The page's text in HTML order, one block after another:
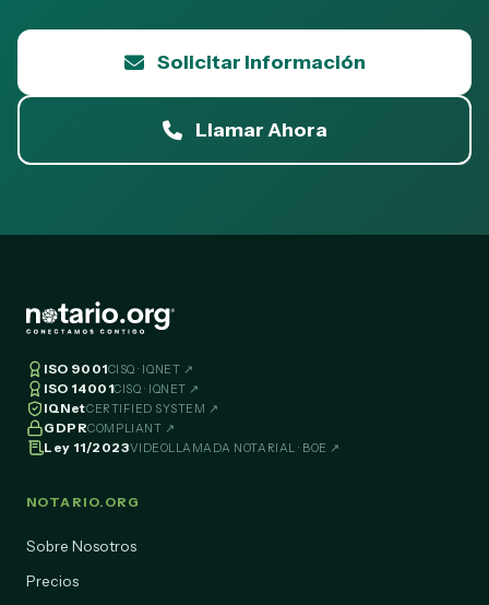
Solicitar Información
Llamar Ahora
ISO 9001CISQ · IQNET ↗
ISO 14001CISQ · IQNET ↗
IQNetCERTIFIED SYSTEM ↗
GDPRCOMPLIANT ↗
Ley 11/2023VIDEOLLAMADA NOTARIAL · BOE ↗
NOTARIO.ORG
Sobre Nosotros
Precios